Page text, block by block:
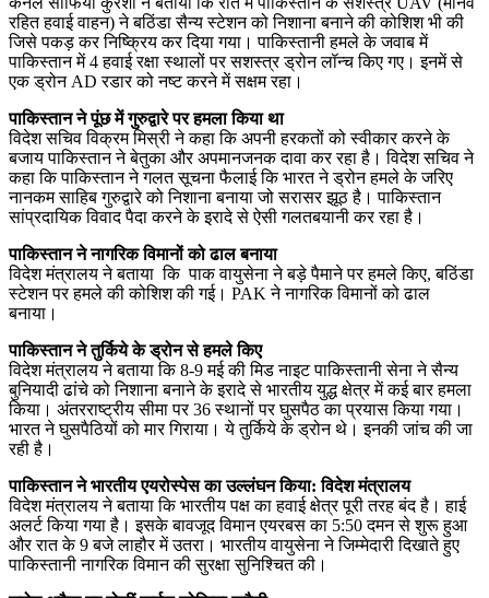
रहित हवाई वाहन) ने बठिंडा सैन्य स्टेशन को निशाना बनाने की कोशिश भी की
जिसे पकड़ कर निष्क्रिय कर दिया गया। पाकिस्तानी हमले के जवाब में
पाकिस्तान में 4 हवाई रक्षा स्थालों पर सशस्त्र ड्रोन लॉन्च किए गए। इनमें से
एक ड्रोन AD रडार को नष्ट करने में सक्षम रहा।
पाकिस्तान ने पूंछ में गुरुद्वारे पर हमला किया था
विदेश सचिव विक्रम मिस्री ने कहा कि अपनी हरकतों को स्वीकार करने के
बजाय पाकिस्तान ने बेतुका और अपमानजनक दावा कर रहा है। विदेश सचिव ने
कहा कि पाकिस्तान ने गलत सूचना फैलाई कि भारत ने ड्रोन हमले के जरिए
नानकम साहिब गुरुद्वारे को निशाना बनाया जो सरासर झूठ है। पाकिस्तान
सांप्रदायिक विवाद पैदा करने के इरादे से ऐसी गलतबयानी कर रहा है।
पाकिस्तान ने नागरिक विमानों को ढाल बनाया
विदेश मंत्रालय ने बताया कि पाक वायुसेना ने बड़े पैमाने पर हमले किए, बठिंडा
स्टेशन पर हमले की कोशिश की गई। PAK ने नागरिक विमानों को ढाल
बनाया।
पाकिस्तान ने तुर्किये के ड्रोन से हमले किए
विदेश मंत्रालय ने बताया कि 8-9 मई की मिड नाइट पाकिस्तानी सेना ने सैन्य
बुनियादी ढांचे को निशाना बनाने के इरादे से भारतीय युद्ध क्षेत्र में कई बार हमला
किया। अंतरराष्ट्रीय सीमा पर 36 स्थानों पर घुसपैठ का प्रयास किया गया।
भारत ने घुसपैठियों को मार गिराया। ये तुर्किये के ड्रोन थे। इनकी जांच की जा
रही है।
पाकिस्तान ने भारतीय एयरोस्पेस का उल्लंघन किया: विदेश मंत्रालय
विदेश मंत्रालय ने बताया कि भारतीय पक्ष का हवाई क्षेत्र पूरी तरह बंद है। हाई
अलर्ट किया गया है। इसके बावजूद विमान एयरबस का 5:50 दमन से शुरू हुआ
और रात के 9 बजे लाहौर में उतरा। भारतीय वायुसेना ने जिम्‍मेदारी दिखाते हुए
पाकिस्‍तानी नागरिक विमान की सुरक्षा सुनिश्चित की।